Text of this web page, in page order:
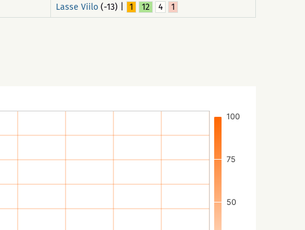
Lasse Viilo (-13) | 1 12 4 1
50
75
100